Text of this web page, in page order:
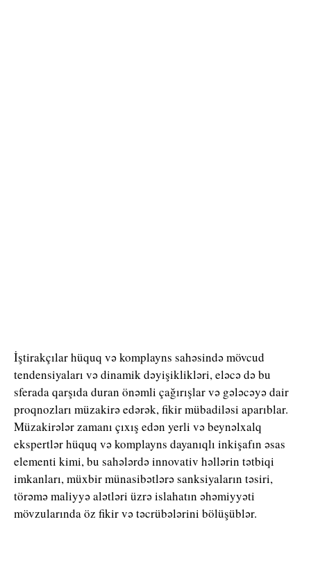
İştirakçılar hüquq və komplayns sahəsində mövcud
tendensiyaları və dinamik dəyişiklikləri, eləcə də bu
sferada qarşıda duran önəmli çağırışlar və gələcəyə dair
proqnozları müzakirə edərək, fikir mübadiləsi aparıblar.
Müzakirələr zamanı çıxış edən yerli və beynəlxalq
ekspertlər hüquq və komplayns dayanıqlı inkişafın əsas
elementi kimi, bu sahələrdə innovativ həllərin tətbiqi
imkanları, müxbir münasibətlərə sanksiyaların təsiri,
törəmə maliyyə alətləri üzrə islahatın əhəmiyyəti
mövzularında öz fikir və təcrübələrini bölüşüblər.